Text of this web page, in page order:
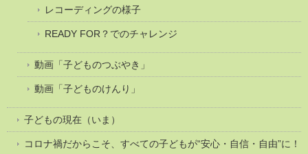
レコーディングの様子
READY FOR？でのチャレンジ
動画「子どものつぶやき」
動画「子どものけんり」
子どもの現在（いま）
コロナ禍だからこそ、すべての子どもが“安心・自信・自由”に！